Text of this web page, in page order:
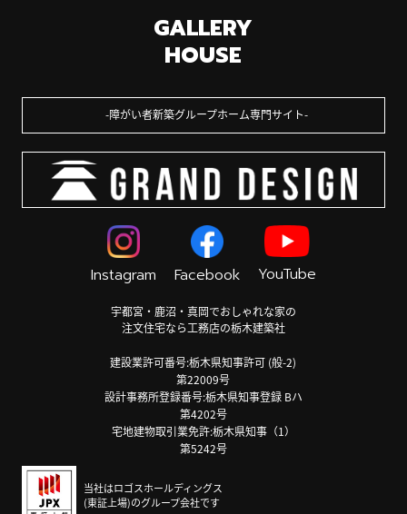
GALLERY
HOUSE
障がい者新築グループホーム専門サイト
Instagram Facebook YouTube
宇都宮・鹿沼・真岡でおしゃれな家の
注文住宅なら工務店の栃木建築社
建設業許可番号:栃木県知事許可 (般-2)
第22009号
設計事務所登録番号:栃木県知事登録 Bハ
第4202号
宅地建物取引業免許:栃木県知事（1）
第5242号
当社はロゴスホールディングス
(東証上場)のグループ会社です